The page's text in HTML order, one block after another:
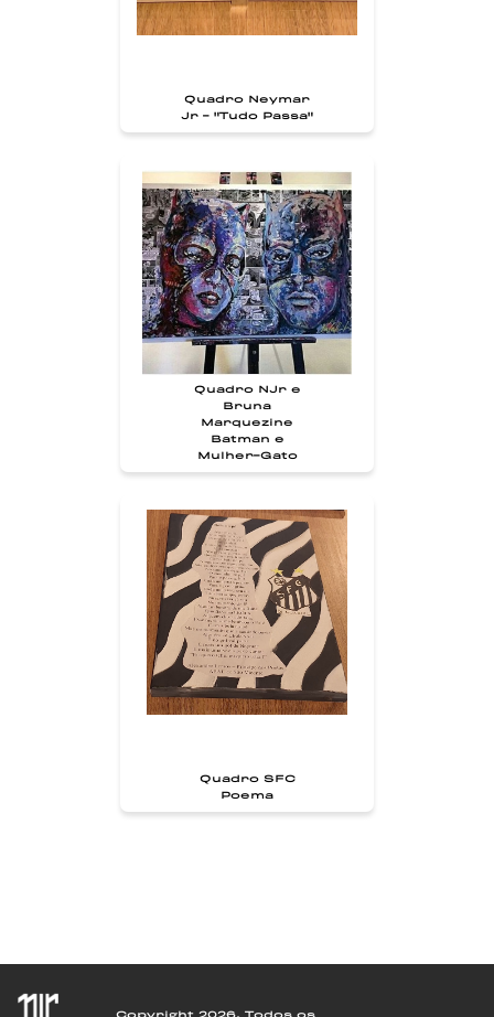
Quadro Neymar
Jr - "Tudo Passa"
Quadro NJr e
Bruna
Marquezine
Batman e
Mulher-Gato
Quadro SFC
Poema
Copyright 2026. Todos os